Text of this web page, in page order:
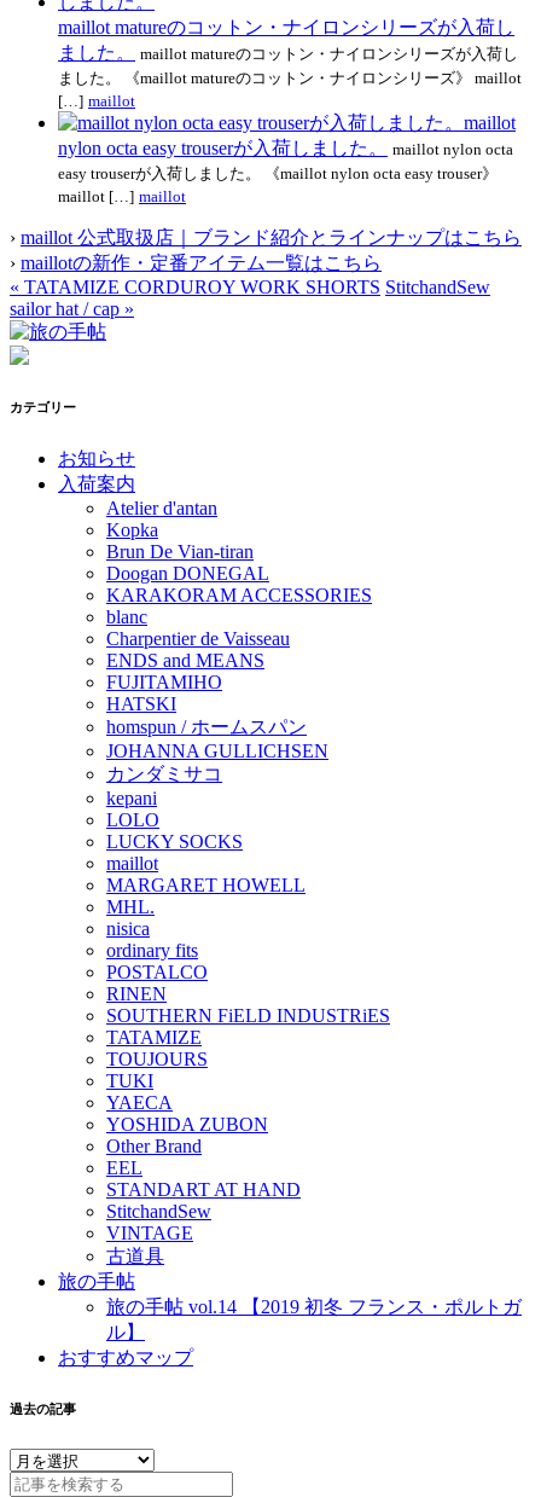
maillot matureのコットン・ナイロンシリーズが入荷し
ました。
maillot matureのコットン・ナイロンシリーズが入荷し
ました。 《maillot matureのコットン・ナイロンシリーズ》 maillot
[…] maillot
maillot
nylon octa easy trouserが入荷しました。
maillot nylon octa
easy trouserが入荷しました。 《maillot nylon octa easy trouser》
maillot […] maillot
› maillot 公式取扱店｜ブランド紹介とラインナップはこちら
› maillotの新作・定番アイテム一覧はこちら
« TATAMIZE CORDUROY WORK SHORTS StitchandSew
sailor hat / cap »
カテゴリー
お知らせ
入荷案内
Atelier d'antan
Kopka
Brun De Vian-tiran
Doogan DONEGAL
KARAKORAM ACCESSORIES
blanc
Charpentier de Vaisseau
ENDS and MEANS
FUJITAMIHO
HATSKI
homspun / ホームスパン
JOHANNA GULLICHSEN
カンダミサコ
kepani
LOLO
LUCKY SOCKS
maillot
MARGARET HOWELL
MHL.
nisica
ordinary fits
POSTALCO
RINEN
SOUTHERN FiELD INDUSTRiES
TATAMIZE
TOUJOURS
TUKI
YAECA
YOSHIDA ZUBON
Other Brand
EEL
STANDART AT HAND
StitchandSew
VINTAGE
古道具
旅の手帖
旅の手帖 vol.14 【2019 初冬 フランス・ポルトガ
ル】
おすすめマップ
過去の記事